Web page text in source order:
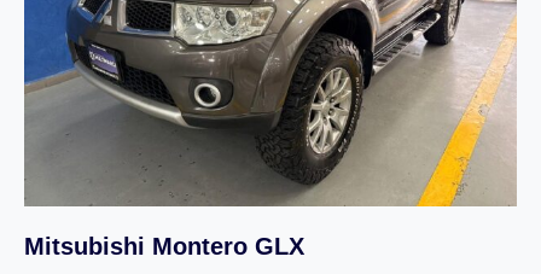
Mitsubishi Montero GLX